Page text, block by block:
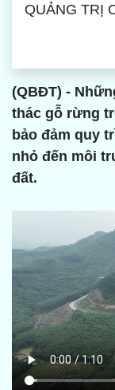
QUẢNG TRỊ
(QBĐT) -
thác gỗ rừng
bảo đảm quy
nhỏ đến môi
đất.